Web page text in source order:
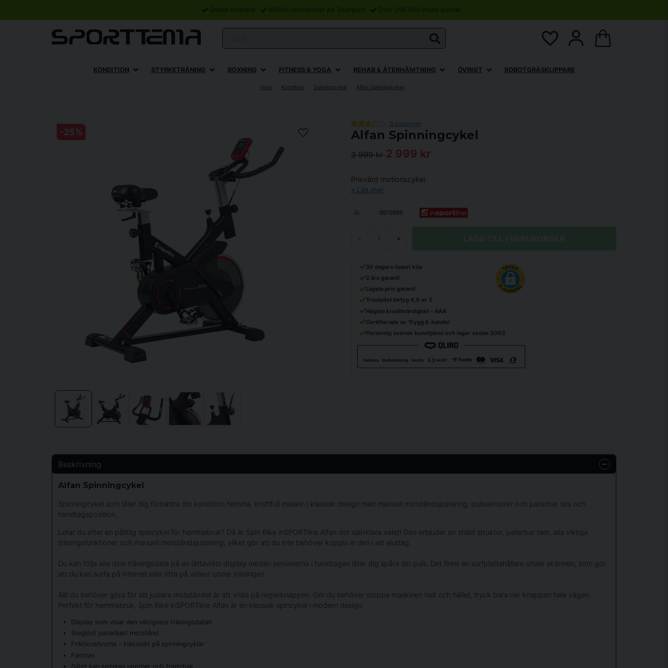
Snabb leverans 6000+ recensioner på Trustpilot Över 200 000 nöjda kunder
KONDITION STYRKETRÄNING BOXNING FITNESS & YOGA REHAB & ÅTERHÄMTNING ÖVRIGT ROBOTGRÄSKLIPPARE
Hem Kondition Spinningcykel Alfan Spinningcykel
-25%
3 omdömen
Alfan Spinningcykel
3 999 kr2 999 kr
Prisvärd motionscykel.
Läs mer
8819886
- +
30 dagars öppet köp
2 års garanti
Lägsta pris garanti
Trustpilot betyg 4,6 av 5
Högsta kreditvärdighet - AAA
Certifierade av Trygg E-handel
Personlig svensk kundtjänst och lager sedan 2003
Beskrivning
Alfan Spinningcykel
Spinningcykel som låter dig förbättra din kondition hemma. Kraftfull maskin i klassisk design med manuell motståndsjustering, pulssensorer och justerbar sits och
handtagsposition.
Letar du efter en pålitlig spincykel för hemmabruk? Då är Spin Bike inSPORTline Alfan det självklara valet! Den erbjuder en stabil struktur, justerbar ram, alla viktiga
träningsfunktioner och manuell motståndsjustering, vilket gör att du inte behöver koppla in den i ett eluttag.
Du kan följa alla dina träningsdata på en lättavläst display medan sensorerna i handtagen låter dig spåra din puls. Det finns en surfplattahållare under skärmen, som gör
att du kan surfa på internet eller titta på videor under träningen.
Allt du behöver göra för att justera motståndet är att vrida på reglerknappen. Om du behöver stoppa maskinen helt och hållet, tryck bara ner knappen hela vägen.
Perfekt för hemmabruk, Spin Bike inSPORTline Alfan är en klassisk spincykel i modern design.
Display som visar den viktigaste träningsdatan
Steglöst justerbart motstånd
Friktionsbroms - klassiskt på spinningcyklar
Fastnav
Sätet kan justeras upp/ner och fram/bak